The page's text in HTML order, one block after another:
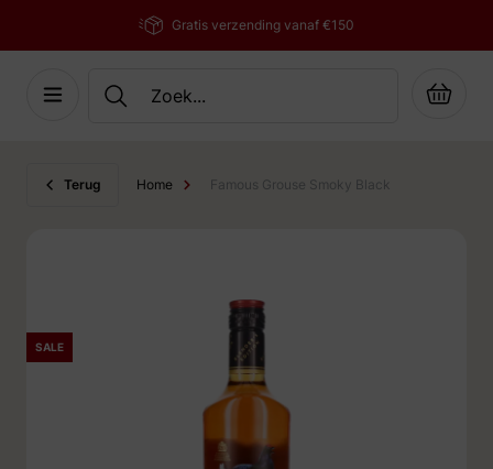
Gratis verzending vanaf €150
Cart
Terug Home Famous Grouse Smoky Black
SALE